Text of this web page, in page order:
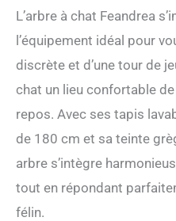
L’arbre à chat Feandrea
l’équipement idéal pour
discrète et d’une tour de
chat un lieu confortable
repos. Avec ses tapis
de 180 cm et sa teinte
arbre s’intègre
tout en répondant
félin.